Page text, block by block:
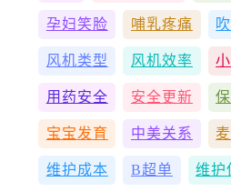
孕妇笑脸 哺乳疼痛
风机类型 风机效率
用药安全 安全更新
宝宝发育 中美关系
维护成本 B超单 维护